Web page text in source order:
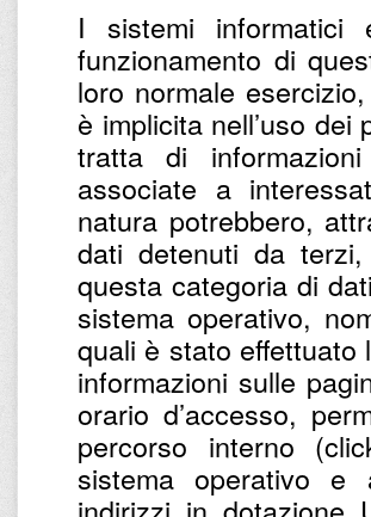
I sistemi informatici
funzionamento di
loro normale
è implicita nell’uso
tratta di
associate a
natura potrebbero,
dati detenuti da
questa categoria di
sistema operativo,
quali è stato effettuato
informazioni sulle
orario d’accesso,
percorso interno
sistema operativo e